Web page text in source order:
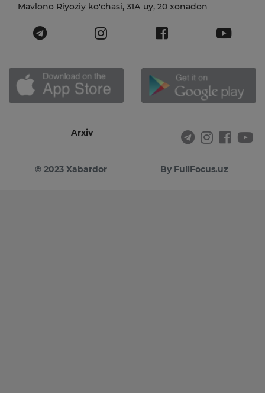
Mavlono Riyoziy ko'chasi, 31А uy, 20 xonadon
Arxiv
© 2023 Xabardor By FullFocus.uz